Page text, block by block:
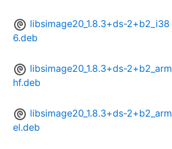
libsimage20_1.8.3+ds-2+b2_i38
6.deb
libsimage20_1.8.3+ds-2+b2_arm
hf.deb
libsimage20_1.8.3+ds-2+b2_arm
el.deb